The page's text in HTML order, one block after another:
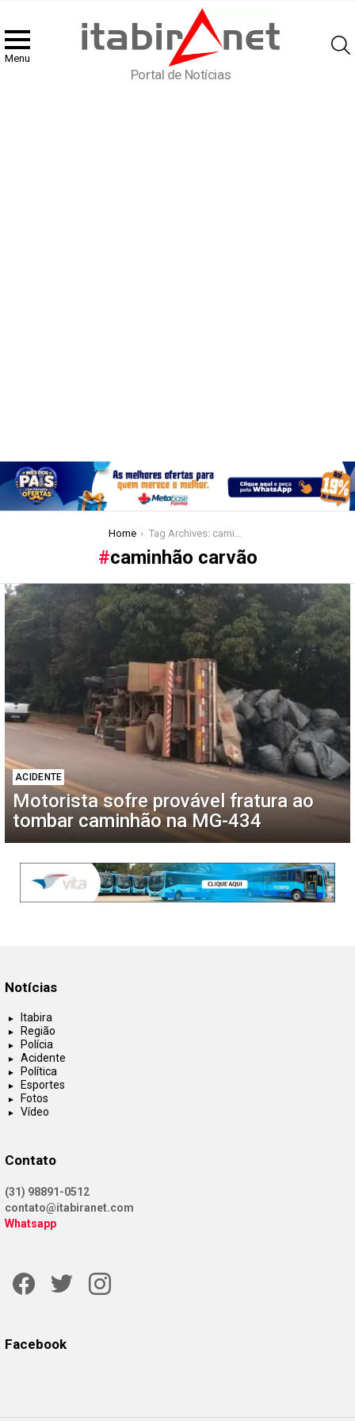
Menu
Portal de Notícias
Home Tag Archives: caminhão carvão
caminhão carvão
Latest
stories
ACIDENTE
Motorista sofre provável fratura ao
tombar caminhão na MG-434
Notícias
Itabira
Região
Polícia
Acidente
Política
Esportes
Fotos
Vídeo
Contato
(31) 98891-0512
contato@itabiranet.com
Whatsapp
Facebook